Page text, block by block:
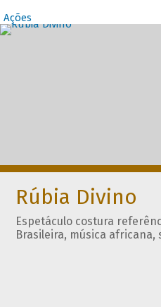
Ações
Rúbia Divino
Espetáculo costura
Brasileira, música africana,